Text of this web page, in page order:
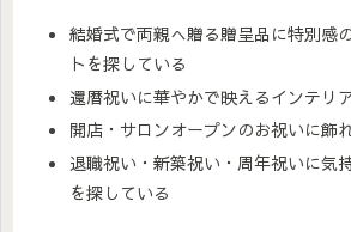
結婚式で両親へ贈る贈呈品に特別感
トを探している
還暦祝いに華やかで映えるインテリ
開店・サロンオープンのお祝いに飾
退職祝い・新築祝い・周年祝いに気
を探している